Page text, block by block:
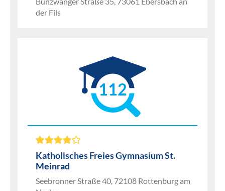
der Fils
112
Katholisches Freies Gymnasium St.
Meinrad
Seebronner Straße 40, 72108 Rottenburg am